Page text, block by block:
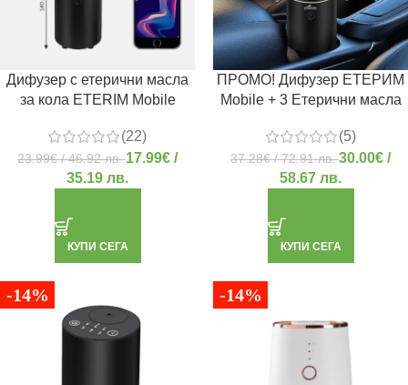
Дифузер с етерични масла
за кола ETERIM Mobile
(22)
23.99€/ 46.92 лв.17.99€ /
35.19 лв.
КУПИ СЕГА
ПРОМО! Дифузер ЕТЕРИМ
Mobile + 3 Етерични масла
(5)
37.28€/ 72.91 лв.30.00€ /
58.67 лв.
КУПИ СЕГА
-14% -14%